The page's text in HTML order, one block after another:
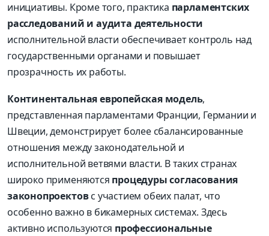
инициативы. Кроме того, практика парламентских
расследований и аудита деятельности
исполнительной власти обеспечивает контроль над
государственными органами и повышает
прозрачность их работы.
Континентальная европейская модель,
представленная парламентами Франции, Германии и
Швеции, демонстрирует более сбалансированные
отношения между законодательной и
исполнительной ветвями власти. В таких странах
широко применяются процедуры согласования
законопроектовс участием обеих палат, что
особенно важно в бикамерных системах. Здесь
активно используются профессиональные